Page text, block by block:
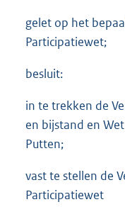
gelet op het
Participatiewet;
besluit:
in te trekken de
en bijstand en
Putten;
vast te stellen de
Participatiewet